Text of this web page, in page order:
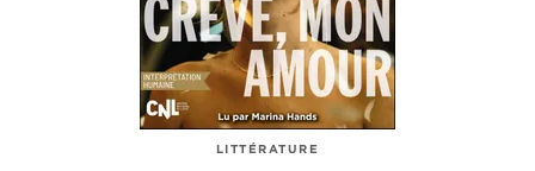
LITTÉRATURE